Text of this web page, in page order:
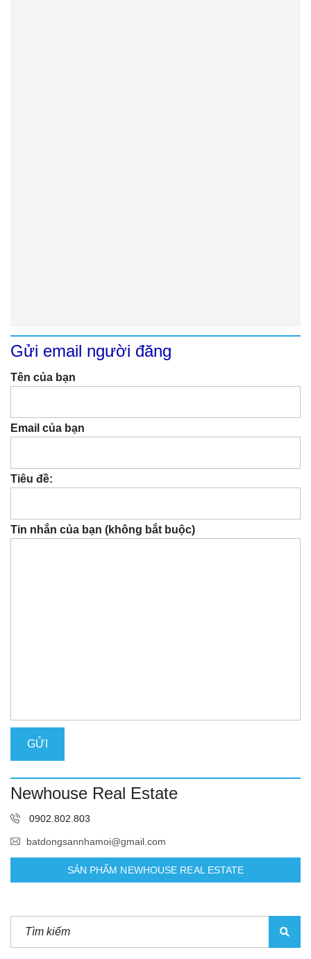
Gửi email người đăng
Tên của bạn
Email của bạn
Tiêu đề:
Tin nhắn của bạn (không bắt buộc)
Newhouse Real Estate
0902.802.803
batdongsannhamoi@gmail.com
SẢN PHẨM NEWHOUSE REAL ESTATE